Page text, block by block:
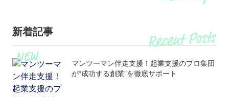
新着記事
マンツーマン伴走支援！起業支援のプロ集団
が“成功する創業”を徹底サポート